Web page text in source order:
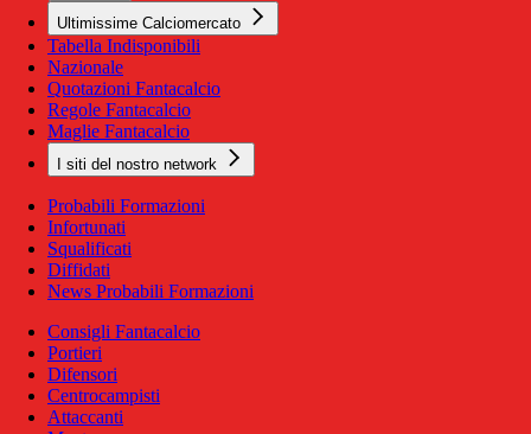
Ultimissime Calciomercato
Tabella Indisponibili
Nazionale
Quotazioni Fantacalcio
Regole Fantacalcio
Maglie Fantacalcio
I siti del nostro network
Probabili Formazioni
Infortunati
Squalificati
Diffidati
News Probabili Formazioni
Consigli Fantacalcio
Portieri
Difensori
Centrocampisti
Attaccanti